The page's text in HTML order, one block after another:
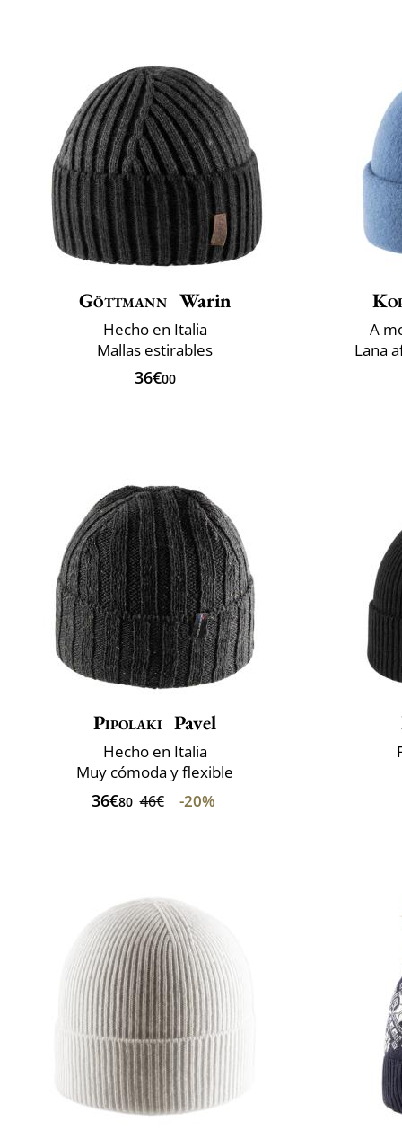
Göttmann Warin
Hecho en Italia
Mallas estirables
36€00
A
Lana
Pipolaki Pavel
Hecho en Italia
Muy cómoda y flexible
36€80 46€ -20%